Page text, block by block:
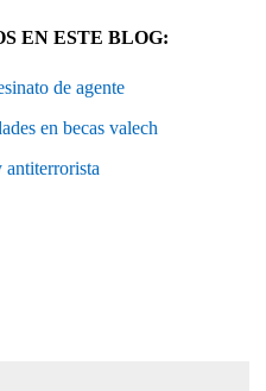
EN ESTE BLOG:
de agente
en becas valech
antiterrorista